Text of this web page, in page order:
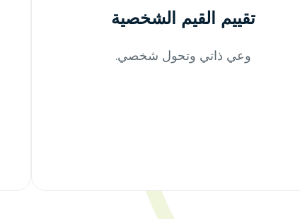
تقييم القيم الشخصية
وعي ذاتي وتحول شخصي.